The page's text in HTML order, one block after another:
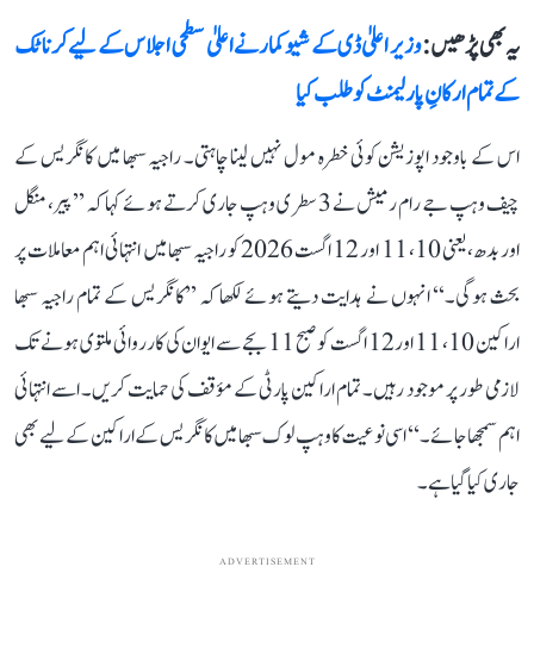
یہ بھی پڑھیں :وزیر اعلیٰ ڈی کے شیوکمار نے اعلیٰ سطحی اجلاس کے لیے کرناٹک
کے تمام ارکانِ پارلیمنٹ کو طلب کیا
اس کے باوجود اپوزیشن کوئی خطرہ مول نہیں لینا چاہتی۔ راجیہ سبھا میں کانگریس کے
چیف وہپ جے رام رمیش نے 3 سطری وہپ جاری کرتے ہوئے کہا کہ ’’پیر، منگل
اور بدھ، یعنی 10، 11 اور 12 اگست 2026 کو راجیہ سبھا میں انتہائی اہم معاملات پر
بحث ہوگی۔‘‘ انہوں نے ہدایت دیتے ہوئے لکھا کہ ’’کانگریس کے تمام راجیہ سبھا
اراکین 10، 11 اور 12 اگست کو صبح 11 بجے سے ایوان کی کارروائی ملتوی ہونے تک
لازمی طور پر موجود رہیں۔ تمام اراکین پارٹی کے مؤقف کی حمایت کریں۔ اسے انتہائی
اہم سمجھا جائے۔‘‘ اسی نوعیت کا وہپ لوک سبھا میں کانگریس کے اراکین کے لیے بھی
جاری کیا گیا ہے۔
ADVERTISEMENT